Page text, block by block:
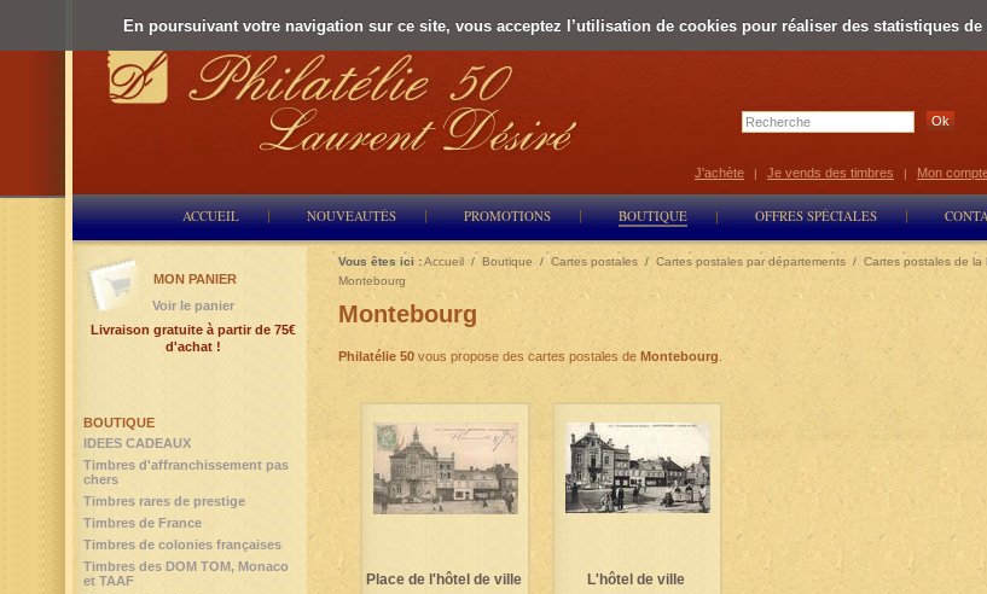
En poursuivant votre navigation sur ce site, vous acceptez l’utilisation de cookies pour réaliser des statistiques de
ACCUEIL NOUVEAUTÉS PROMOTIONS BOUTIQUE OFFRES SPÉCIALES
J'achète | Je vends des timbres | Mon
Vous êtes ici :Accueil / Boutique /Cartes postales / Cartes postales par départements / Cartes postales de la
Montebourg
Montebourg
Philatélie 50 vous propose des cartes postales de Montebourg
Place de l'hôtel de ville L'hôtel de ville
BOUTIQUE
IDEES CADEAUX
Timbres d'affranchissement pas
chers
Timbres rares de prestige
Timbres de France
Timbres de colonies françaises
Timbres des DOM TOM, Monaco
et TAAF
MON PANIER
Voir le panier
Livraison gratuite à partir de 75€
d'achat !